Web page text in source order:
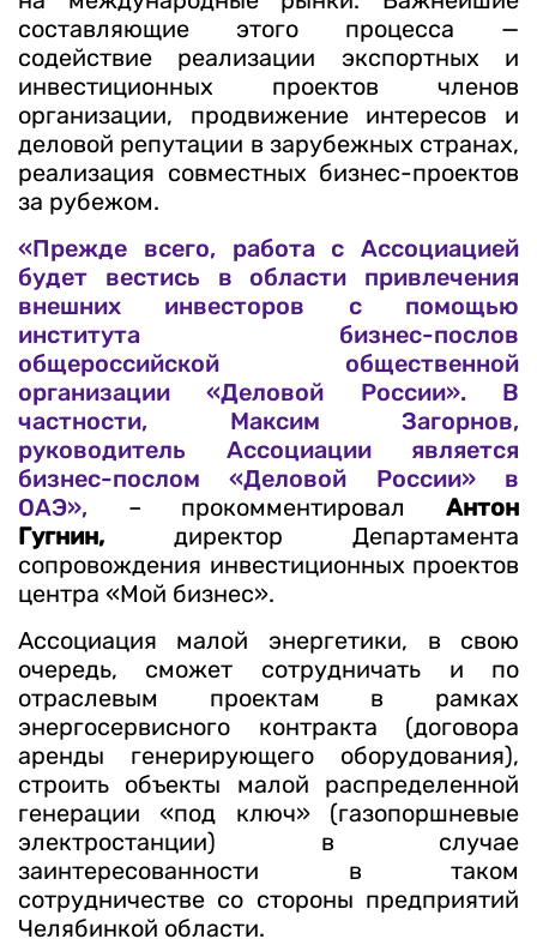
составляющие этого процесса —
содействие реализации экспортных и
инвестиционных проектов членов
организации, продвижение интересов и
деловой репутации в зарубежных странах,
реализация совместных бизнес-проектов
за рубежом.
«Прежде всего, работа с Ассоциацией
будет вестись в области привлечения
внешних инвесторов с помощью
института бизнес-послов
общероссийской общественной
организации «Деловой России». В
частности, Максим Загорнов,
руководитель Ассоциации является
бизнес-послом «Деловой России» в
ОАЭ»,– прокомментировалАнтон
Гугнин,директор Департамента
сопровождения инвестиционных проектов
центра «Мой бизнес».
Ассоциация малой энергетики, в свою
очередь, сможет сотрудничать и по
отраслевым проектам в рамках
энергосервисного контракта (договора
аренды генерирующего оборудования),
строить объекты малой распределенной
генерации «под ключ» (газопоршневые
электростанции) в случае
заинтересованности в таком
сотрудничестве со стороны предприятий
Челябинкой области.